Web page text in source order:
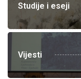
Studije i eseji
Vijesti